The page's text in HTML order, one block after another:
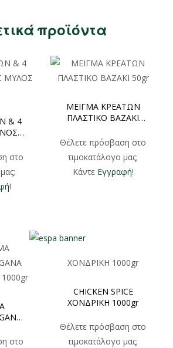
προϊόντα
& 4
στο
!
ΜΕΙΓΜΑ ΚΡΕΑΤΩΝ
ΠΛΑΣΤΙΚΟ ΒΑZAKI
Θέλετε πρόσβαση στο
τιμοκατάλογο μας;
Κάντε Εγγραφή!
στο
CHICKEN SPICE
ΧΟΝΔΡΙΚΗ 1000gr
Θέλετε πρόσβαση στο
τιμοκατάλογο μας;